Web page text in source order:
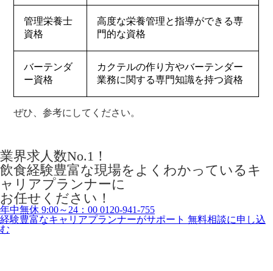
管理栄養士
資格
高度な栄養管理と指導ができる専
門的な資格
バーテンダ
ー資格
カクテルの作り方やバーテンダー
業務に関する専門知識を持つ資格
ぜひ、参考にしてください。
業界求人数No.1！
飲食経験豊富な現場をよくわかっているキ
ャリアプランナーに
お任せください！
年中無休 9:00～24：00 0120-941-755
経験豊富なキャリアプランナーがサポート 無料相談に申し込
む